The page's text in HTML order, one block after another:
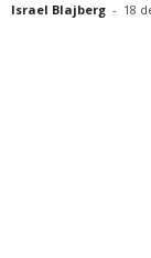
Israel Blajberg - 18